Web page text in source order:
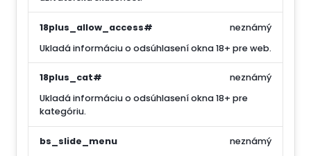
18plus_allow_access#
Ukladá informáciu o odsúhlasení okna 18+ pre web.
neznámý
18plus_cat#
Ukladá informáciu o odsúhlasení okna 18+ pre
kategóriu.
neznámý
bs_slide_menu neznámý